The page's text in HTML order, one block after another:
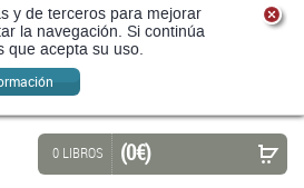
y de terceros para mejorar
la navegación. Si continúa
que acepta su uso.
0 LIBROS (0 €)